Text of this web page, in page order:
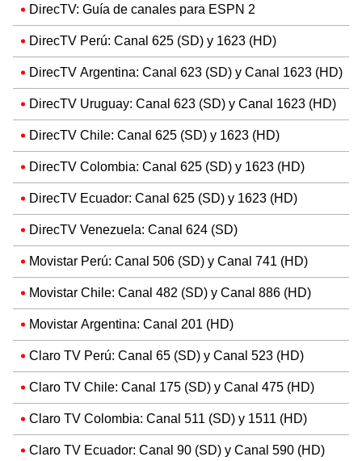
DirecTV: Guía de canales para ESPN 2
DirecTV Perú: Canal 625 (SD) y 1623 (HD)
DirecTV Argentina: Canal 623 (SD) y Canal 1623 (HD)
DirecTV Uruguay: Canal 623 (SD) y Canal 1623 (HD)
DirecTV Chile: Canal 625 (SD) y 1623 (HD)
DirecTV Colombia: Canal 625 (SD) y 1623 (HD)
DirecTV Ecuador: Canal 625 (SD) y 1623 (HD)
DirecTV Venezuela: Canal 624 (SD)
Movistar Perú: Canal 506 (SD) y Canal 741 (HD)
Movistar Chile: Canal 482 (SD) y Canal 886 (HD)
Movistar Argentina: Canal 201 (HD)
Claro TV Perú: Canal 65 (SD) y Canal 523 (HD)
Claro TV Chile: Canal 175 (SD) y Canal 475 (HD)
Claro TV Colombia: Canal 511 (SD) y 1511 (HD)
Claro TV Ecuador: Canal 90 (SD) y Canal 590 (HD)